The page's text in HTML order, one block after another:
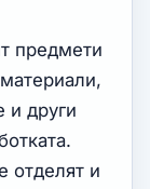
предмети
други
отделят и